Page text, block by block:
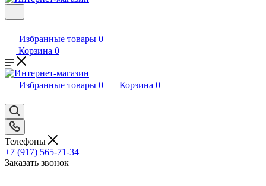
Избранные товары 0
Корзина 0
Избранные товары 0 Корзина 0
Телефоны
+7 (917) 565-71-34
Заказать звонок